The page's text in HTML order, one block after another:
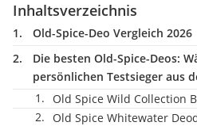
Inhaltsverzeichnis
Old-Spice-Deo Vergleich 2026
Die besten Old-Spice-Deos:
persönlichen Testsieger aus
Old Spice Wild Collection
Old Spice Whitewater